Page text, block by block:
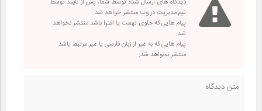
دیدگاه های ارسال شده توسط شما، پس از تایید توسط
تیم مدیریت در وب منتشر خواهد شد.
پیام هایی که حاوی تهمت یا افترا باشد منتشر نخواهد
شد.
پیام هایی که به غیر از زبان فارسی یا غیر مرتبط باشد
منتشر نخواهد شد.